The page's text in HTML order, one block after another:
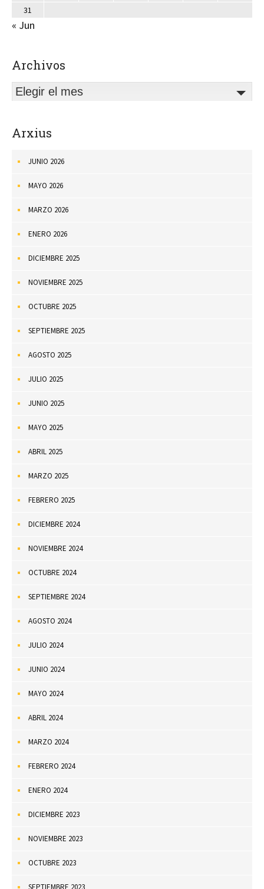
31
« Jun
Archivos
Elegir el mes
Arxius
JUNIO 2026
MAYO 2026
MARZO 2026
ENERO 2026
DICIEMBRE 2025
NOVIEMBRE 2025
OCTUBRE 2025
SEPTIEMBRE 2025
AGOSTO 2025
JULIO 2025
JUNIO 2025
MAYO 2025
ABRIL 2025
MARZO 2025
FEBRERO 2025
DICIEMBRE 2024
NOVIEMBRE 2024
OCTUBRE 2024
SEPTIEMBRE 2024
AGOSTO 2024
JULIO 2024
JUNIO 2024
MAYO 2024
ABRIL 2024
MARZO 2024
FEBRERO 2024
ENERO 2024
DICIEMBRE 2023
NOVIEMBRE 2023
OCTUBRE 2023
SEPTIEMBRE 2023